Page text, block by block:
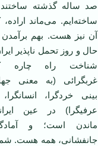
صد ساله گذشته
ساخته‌ایم. می‌ماند اراده،
آن نیز هست. بهم برآمدن
حال و روز تحمل ناپذیر
شناخت راه چاره
غربگرائی (به معنی
بینی خردگرا،
عرفیگرا) در عین
ماندن است؛ و
جانفشانی، همه هست.